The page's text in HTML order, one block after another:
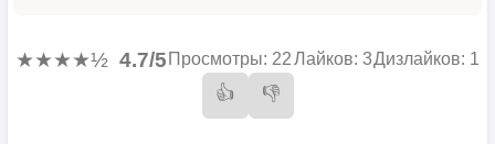
★★★★½ 4.7/5 Просмотры: 22Лайков: 3Дизлайков: 1
👍 👎